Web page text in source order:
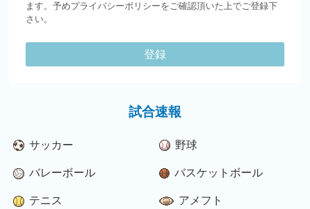
ます。予めプライバシーポリシーをご確認頂いた上でご登録下
さい。
登録
試合速報
サッカー 野球
バレーボール バスケットボール
テニス アメフト